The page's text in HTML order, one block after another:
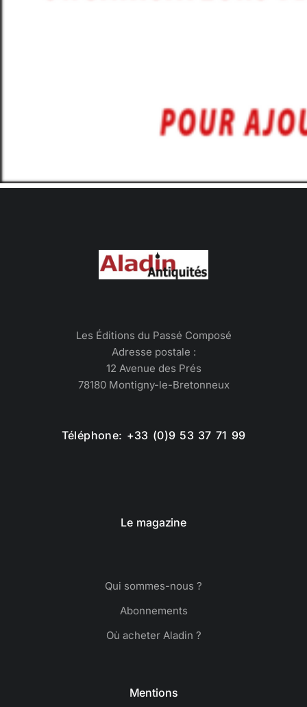
Les Éditions du Passé Composé
Adresse postale :
12 Avenue des Prés
78180 Montigny-le-Bretonneux
Téléphone: +33 (0)9 53 37 71 99
Le magazine
Qui sommes-nous ?
Abonnements
Où acheter Aladin ?
Mentions